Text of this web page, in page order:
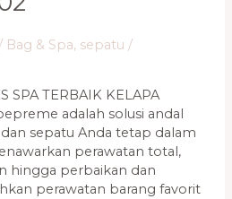
/ Bag & Spa, sepatu /
SPA TERBAIK KELAPA
adalah solusi andal
sepatu Anda tetap dalam
perawatan total,
hingga perbaikan dan
perawatan barang favorit